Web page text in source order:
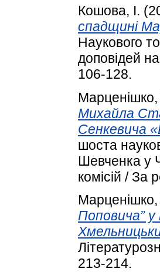
Кошова, І.
спадщині
Наукового
доповідей
106-128.
Михайла
Сенкевича
шоста
Шевченка у
комісій / За
Поповича”
213-214.